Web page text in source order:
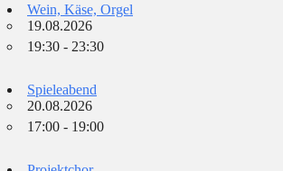
Wein, Käse, Orgel
19.08.2026
19:30 - 23:30
Spieleabend
20.08.2026
17:00 - 19:00